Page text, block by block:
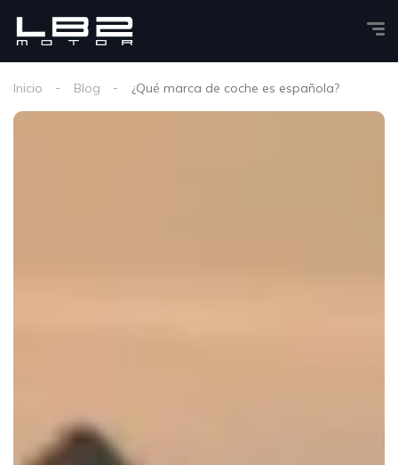
Inicio Blog ¿Qué marca de coche es española?